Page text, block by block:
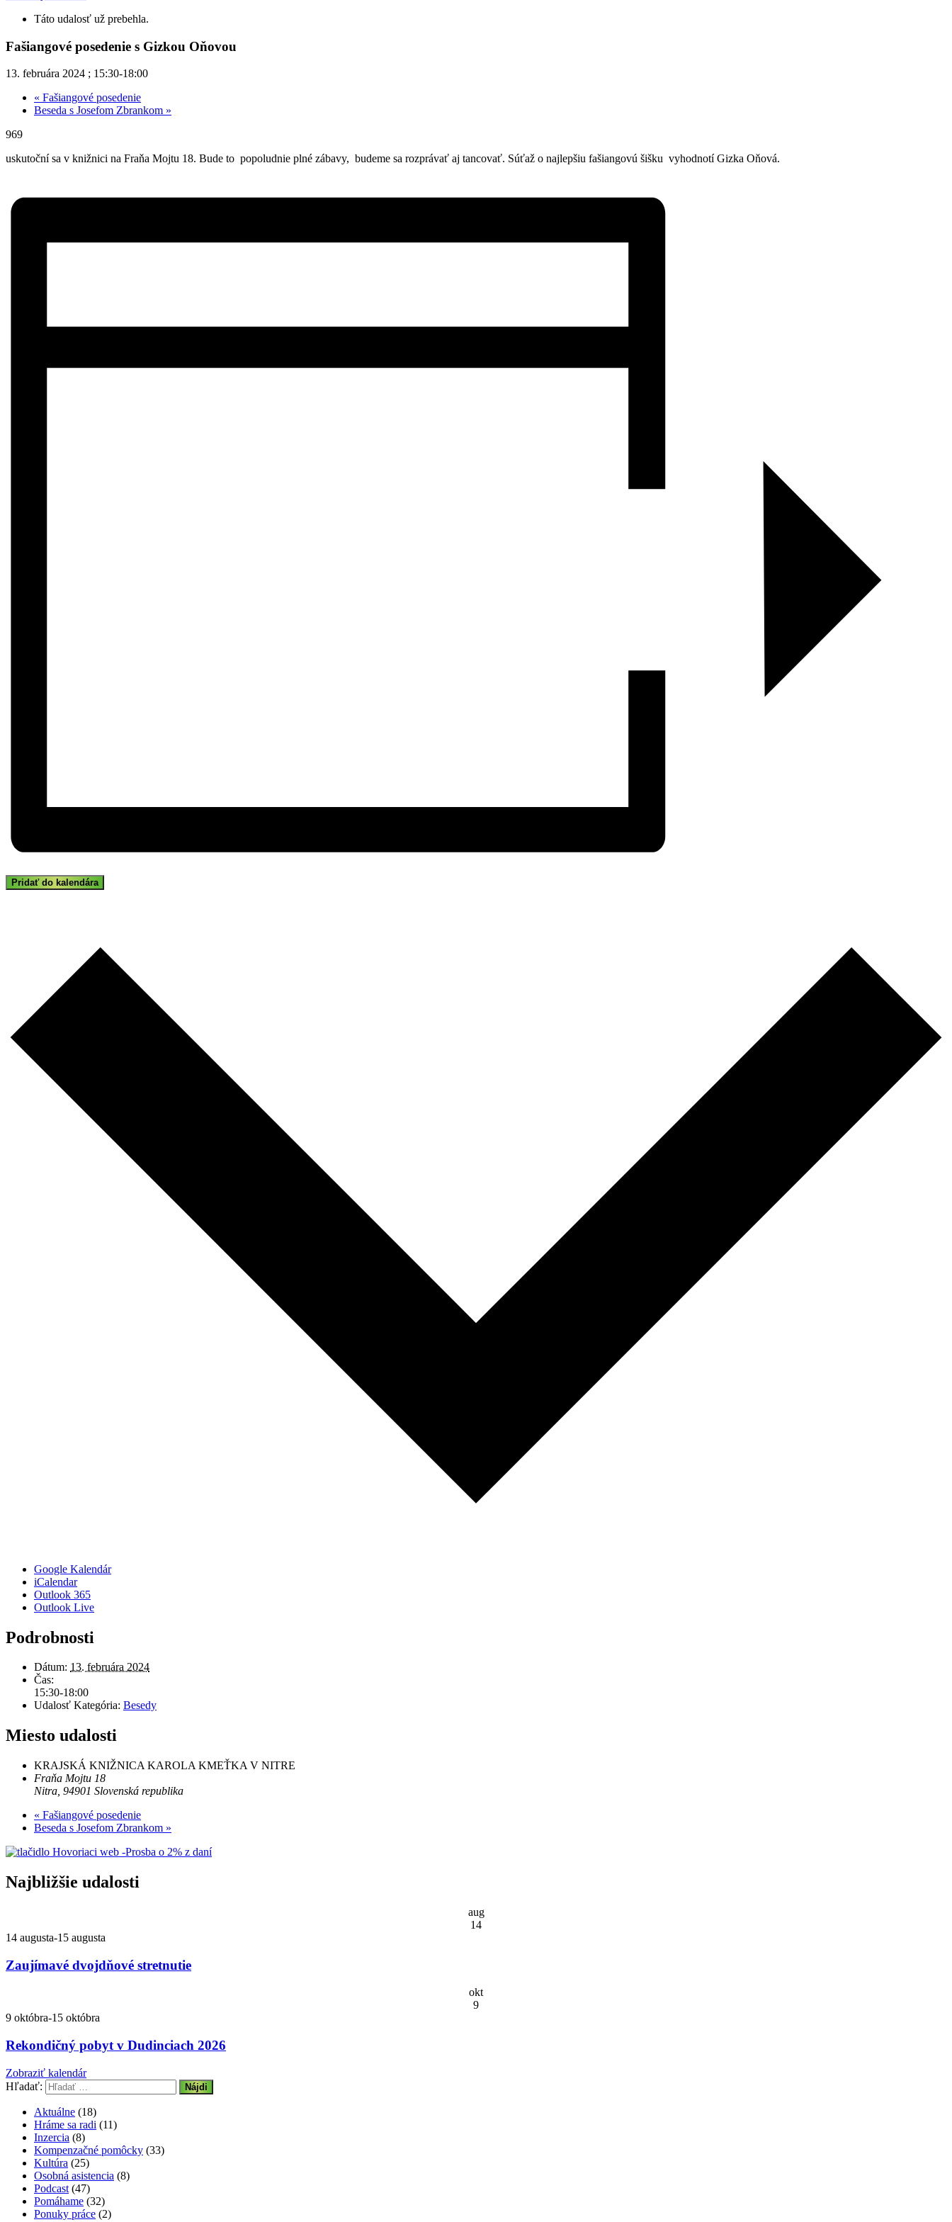
Táto udalosť už prebehla.
Fašiangové posedenie s Gizkou Oňovou
13. februára 2024 ; 15:30-18:00
« Fašiangové posedenie
Beseda s Josefom Zbrankom »
969
uskutoční sa v knižnici na Fraňa Mojtu 18. Bude to popoludnie plné zábavy, budeme sa rozprávať aj tancovať. Súťaž o najlepšiu fašiangovú šišku vyhodnotí Gizka Oňová.
Pridať do kalendára
Google Kalendár
iCalendar
Outlook 365
Outlook Live
Podrobnosti
Dátum: 13. februára 2024
Čas:
15:30-18:00
Udalosť Kategória: Besedy
Miesto udalosti
KRAJSKÁ KNIŽNICA KAROLA KMEŤKA V NITRE
Fraňa Mojtu 18
Nitra 94901 Slovenská republika
« Fašiangové posedenie
Beseda s Josefom Zbrankom »
Najbližšie udalosti
aug
14
14 augusta-15 augusta
Zaujímavé dvojdňové stretnutie
okt
9
9 októbra-15 októbra
Rekondičný pobyt v Dudinciach 2026
Zobraziť kalendár
Hľadať:
Aktuálne (18)
Hráme sa radi (11)
Inzercia (8)
Kompenzačné pomôcky (33)
Kultúra (25)
Osobná asistencia (8)
Podcast (47)
Pomáhame (32)
Ponuky práce (2)